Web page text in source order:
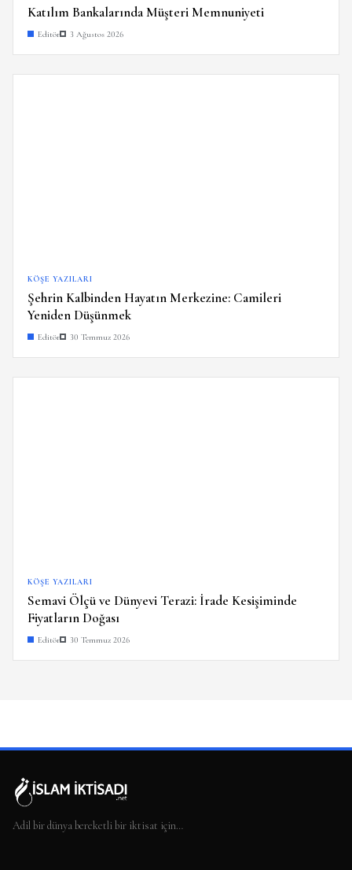
Katılım Bankalarında Müşteri Memnuniyeti
Editör 3 Ağustos 2026
KÖŞE YAZILARI
Şehrin Kalbinden Hayatın Merkezine: Camileri
Yeniden Düşünmek
Editör 30 Temmuz 2026
KÖŞE YAZILARI
Semavi Ölçü ve Dünyevi Terazi: İrade Kesişiminde
Fiyatların Doğası
Editör 30 Temmuz 2026
Adil bir dünya bereketli bir iktisat için…